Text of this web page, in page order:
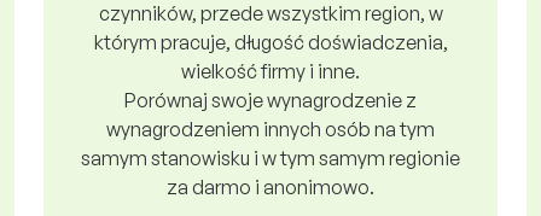
czynników, przede wszystkim region, w
którym pracuje, długość doświadczenia,
wielkość firmy i inne.
Porównaj swoje wynagrodzenie z
wynagrodzeniem innych osób na tym
samym stanowisku i w tym samym regionie
za darmo i anonimowo.